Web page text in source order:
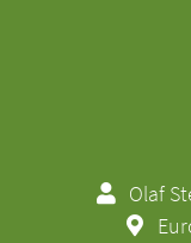
Olaf